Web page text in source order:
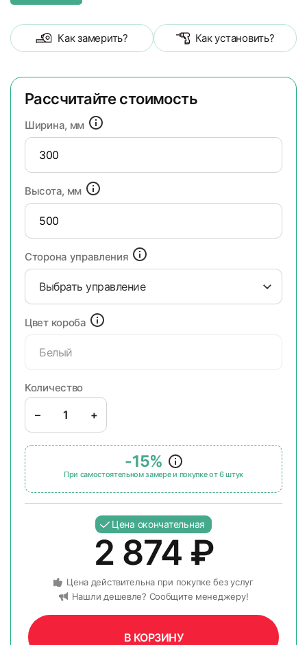
Как замерить? Как установить?
Рассчитайте стоимость
Ширина, мм
Высота, мм
Сторона управления
Выбрать управление
Цвет короба
Белый
Количество
– +
-15%
При самостоятельном замере и покупке от 6 штук
Цена окончательная
2 874 ₽
Цена действительна при покупке без услуг
Нашли дешевле? Сообщите менеджеру!
В КОРЗИНУ